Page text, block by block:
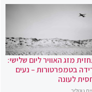
מזג האוויר ליום שלישי:
בטמפרטורות – נעים
לעונה